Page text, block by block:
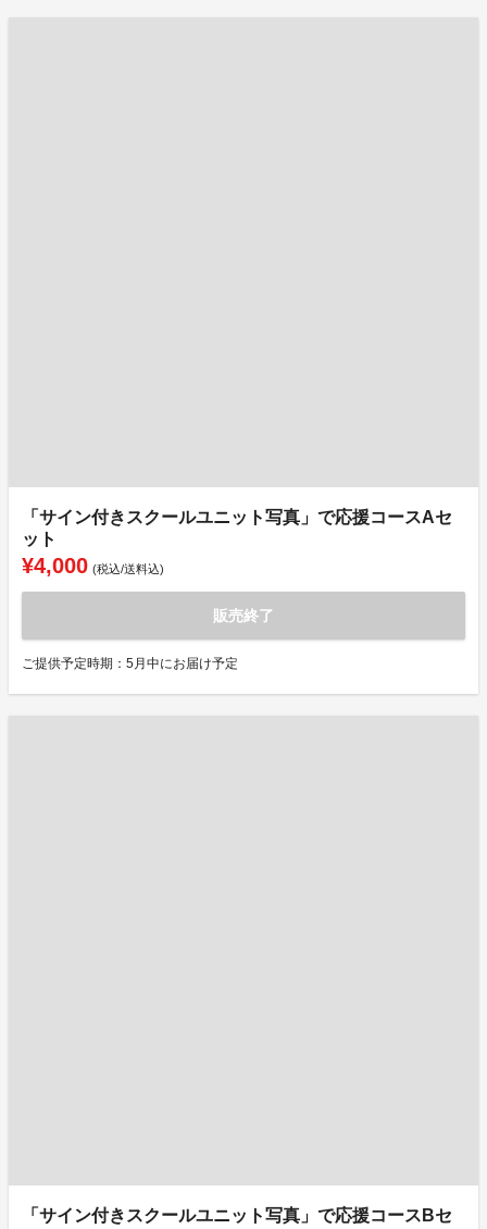
「サイン付きスクールユニット写真」で応援コースAセ
ット
¥4,000 (税込/送料込)
販売終了
ご提供予定時期：5月中にお届け予定
「サイン付きスクールユニット写真」で応援コースBセ